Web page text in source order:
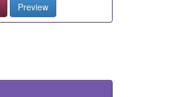
Preview